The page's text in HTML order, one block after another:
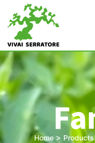
Home > Products